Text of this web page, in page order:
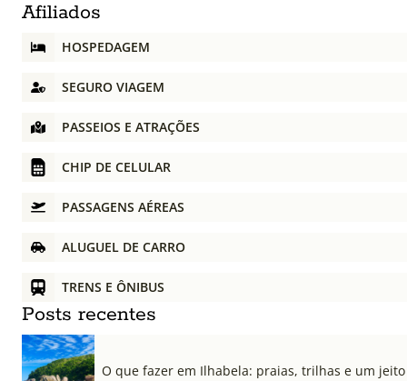
Afiliados
HOSPEDAGEM
SEGURO VIAGEM
PASSEIOS E ATRAÇÕES
CHIP DE CELULAR
PASSAGENS AÉREAS
ALUGUEL DE CARRO
TRENS E ÔNIBUS
Posts recentes
O que fazer em Ilhabela: praias, trilhas e um